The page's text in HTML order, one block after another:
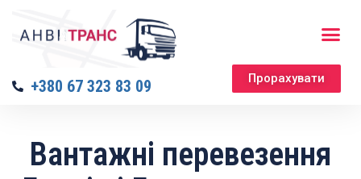
+380 67 323 83 09 Прорахувати
Вантажні перевезення